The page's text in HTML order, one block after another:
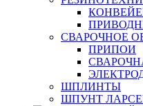
СВАРОЧНОЕ
ПРИПОИ
ШПЛИНТЫ
ШПУНТ